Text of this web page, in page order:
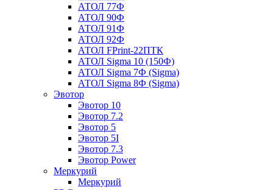
АТОЛ 77Ф
АТОЛ 90Ф
АТОЛ 91Ф
АТОЛ 92Ф
АТОЛ FPrint-22ПТК
АТОЛ Sigma 10 (150Ф)
АТОЛ Sigma 7Ф (Sigma)
АТОЛ Sigma 8Ф (Sigma)
Эвотор
Эвотор 10
Эвотор 7.2
Эвотор 5
Эвотор 5I
Эвотор 7.3
Эвотор Power
Меркурий
Меркурий